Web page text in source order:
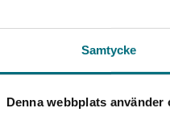
Samtycke
Denna webbplats använder